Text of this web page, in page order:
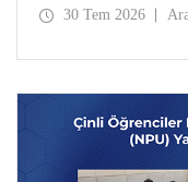
Driven Resilient
30 Tem 2026